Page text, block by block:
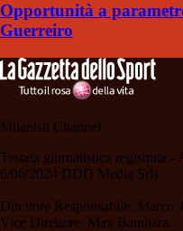
Opportunità a
Guerreiro
Milanisti Channel
Testata giornalistica registrata
6/06/2024 DDD Media Srls
Direttore Responsabile: Marco
Vice Direttore: Max Bambara.